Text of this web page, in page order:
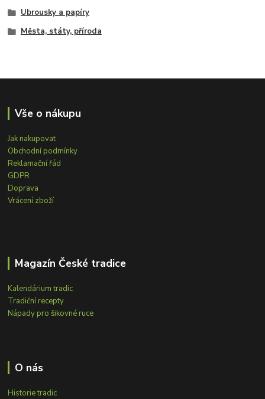
Ubrousky a papíry
Města, státy, příroda
Vše o nákupu
Jak nakupovat
Obchodní podmínky
Reklamační řád
GDPR
Doprava
Vrácení zboží
Magazín České tradice
Kalendárium tradic
Tradiční recepty
Nápady pro šikovné ruce
O nás
Historie tradic